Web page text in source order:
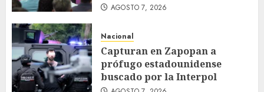
AGOSTO 7, 2026
Nacional
Capturan en Zapopan a
prófugo estadounidense
buscado por la Interpol